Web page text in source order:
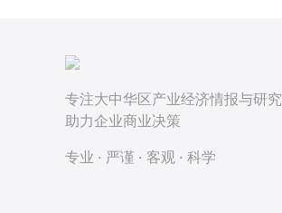
专注大中华区产业经济情报与研究
助力企业商业决策
专业 · 严谨 · 客观 · 科学